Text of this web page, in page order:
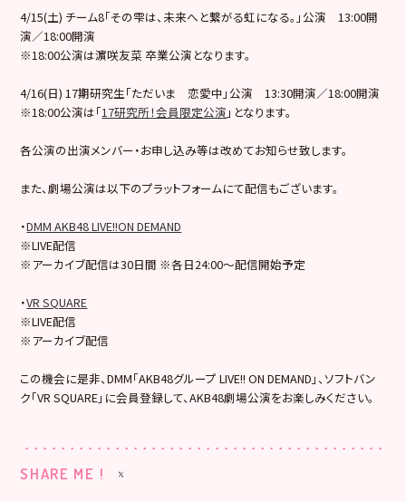
4/15(土) チーム8「その雫は、未来へと繋がる虹になる。」公演 13:00開
演／18:00開演
※18:00公演は濵咲友菜 卒業公演となります。
4/16(日) 17期研究生「ただいま 恋愛中」公演 13:30開演／18:00開演
※18:00公演は「17研究所！会員限定公演 」となります。
各公演の出演メンバー・お申し込み等は改めてお知らせ致します。
また、劇場公演は以下のプラットフォームにて配信もございます。
・DMM AKB48 LIVE!!ON DEMAND
※LIVE配信
※アーカイブ配信は30日間 ※各日24:00～配信開始予定
・VR SQUARE
※LIVE配信
※アーカイブ配信
この機会に是非、DMM「AKB48グループ LIVE!! ON DEMAND」、ソフトバン
ク「VR SQUARE」に会員登録して、AKB48劇場公演をお楽しみください。
SHARE ME !